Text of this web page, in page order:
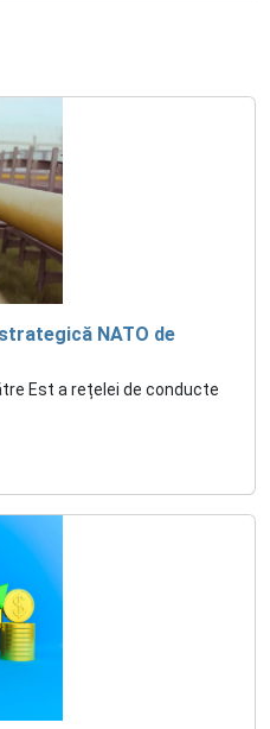
NATO de
Est a rețelei de conducte